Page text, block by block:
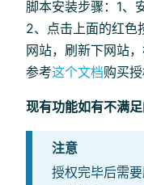
脚本安装步骤：1、
2、点击上面的红色
网站，刷新下网站
参考这个文档购买授
现有功能如有不满
注意
授权完毕后需